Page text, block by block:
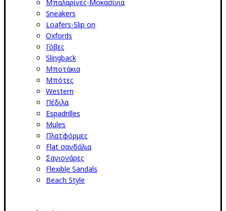
Μπαλαρίνες-Μοκασίνια
Sneakers
Loafers-Slip on
Oxfords
Γόβες
Slingback
Μποτάκια
Μπότες
Western
Πέδιλα
Espadrilles
Mules
Πλατφόρμες
Flat σανδάλια
Σαγιονάρες
Flexible Sandals
Beach Style